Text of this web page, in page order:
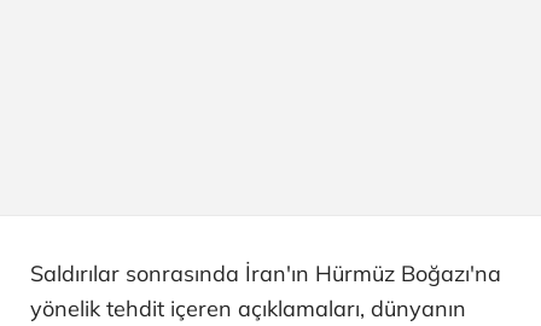
Saldırılar sonrasında İran'ın Hürmüz Boğazı'na
yönelik tehdit içeren açıklamaları, dünyanın